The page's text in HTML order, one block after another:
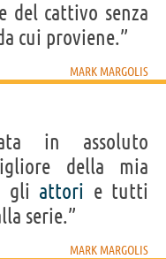
del cattivo senza
cui proviene.”
MARK MARGOLIS
in assoluto
della mia
gli attori e tutti
serie.”
MARK MARGOLIS